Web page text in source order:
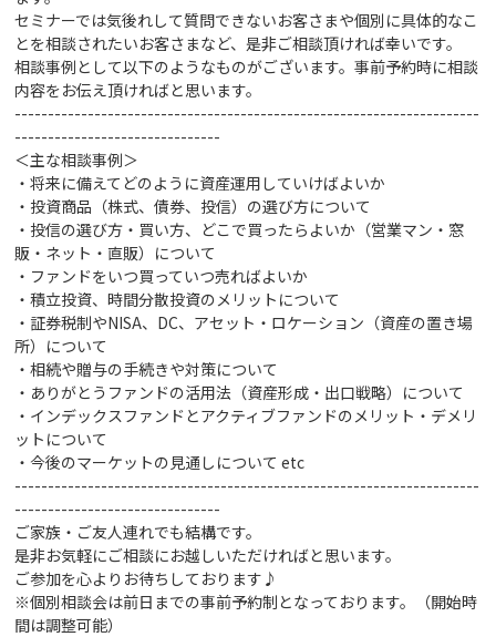
セミナーでは気後れして質問できないお客さまや個別に具体的なこ
とを相談されたいお客さまなど、是非ご相談頂ければ幸いです。
相談事例として以下のようなものがございます。事前予約時に相談
内容をお伝え頂ければと思います。
----------------------------------------------------------------------
-------------------------------
＜主な相談事例＞
・将来に備えてどのように資産運用していけばよいか
・投資商品（株式、債券、投信）の選び方について
・投信の選び方・買い方、どこで買ったらよいか（営業マン・窓
販・ネット・直販）について
・ファンドをいつ買っていつ売ればよいか
・積立投資、時間分散投資のメリットについて
・証券税制やNISA、DC、アセット・ロケーション（資産の置き場
所）について
・相続や贈与の手続きや対策について
・ありがとうファンドの活用法（資産形成・出口戦略）について
・インデックスファンドとアクティブファンドのメリット・デメリ
ットについて
・今後のマーケットの見通しについてetc
----------------------------------------------------------------------
-------------------------------
ご家族・ご友人連れでも結構です。
是非お気軽にご相談にお越しいただければと思います。
ご参加を心よりお待ちしております♪
※個別相談会は前日までの事前予約制となっております。（開始時
間は調整可能）